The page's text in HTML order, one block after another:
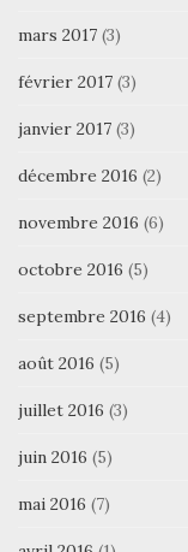
mars 2017 (3)
février 2017 (3)
janvier 2017 (3)
décembre 2016 (2)
novembre 2016 (6)
octobre 2016 (5)
septembre 2016 (4)
août 2016 (5)
juillet 2016 (3)
juin 2016 (5)
mai 2016 (7)